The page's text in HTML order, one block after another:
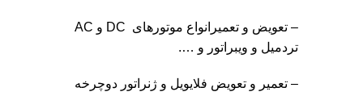
– تعویض و تعمیرانواع موتورهای ‌ DC و AC
تردمیل و ویبراتور و ….
– تعمیر و تعویض فلایویل و ژنراتور دوچرخه